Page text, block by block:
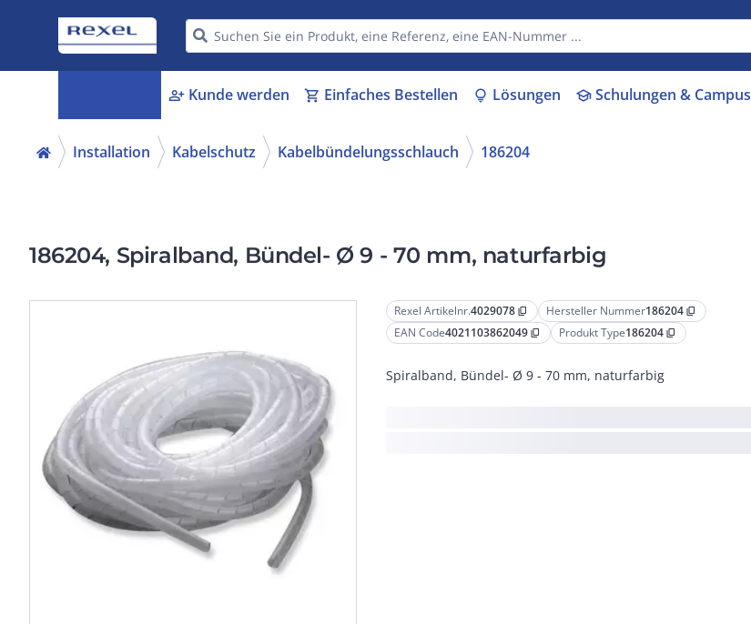
person_add Kunde werden shopping_cart Einfaches Bestellen lightbulb Lösungen schoolSchulungen & Campus
Installation Kabelschutz Kabelbündelungsschlauch 186204
186204, Spiralband, Bündel- Ø 9 - 70 mm, naturfarbig
Rexel Artikelnr.4029078 content_copy Hersteller Nummer186204 content_copy
EAN Code4021103862049 content_copy Produkt Type186204 content_copy
Spiralband, Bündel- Ø 9 - 70 mm, naturfarbig